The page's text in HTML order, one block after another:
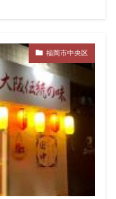
福岡市中央区